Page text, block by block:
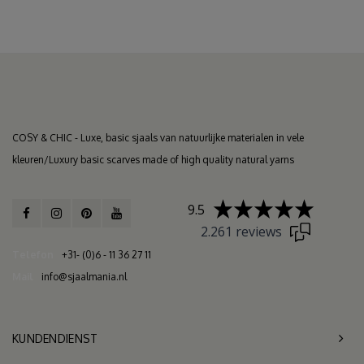
COSY & CHIC - Luxe, basic sjaals van natuurlijke materialen in vele
kleuren/Luxury basic scarves made of high quality natural yarns
+31- (0)6 - 11 36 27 11
info@sjaalmania.nl
9.5
2.261 reviews
KUNDENDIENST